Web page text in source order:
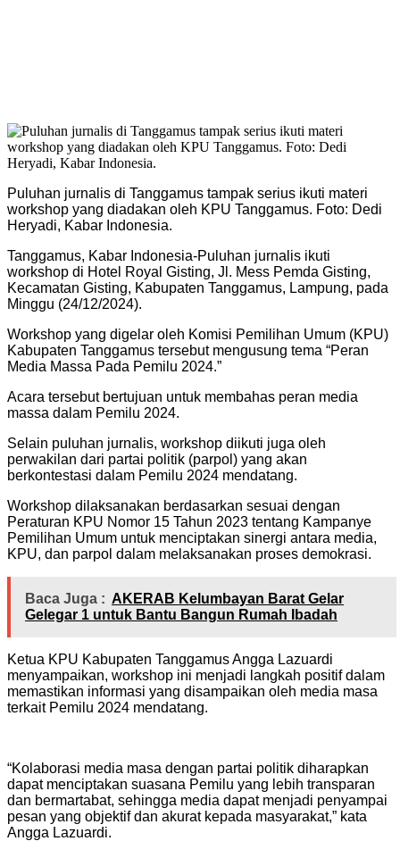
Puluhan jurnalis di Tanggamus tampak serius ikuti materi
workshop yang diadakan oleh KPU Tanggamus. Foto: Dedi
Heryadi, Kabar Indonesia.
Tanggamus, Kabar Indonesia-Puluhan jurnalis ikuti
workshop di Hotel Royal Gisting, Jl. Mess Pemda Gisting,
Kecamatan Gisting, Kabupaten Tanggamus, Lampung, pada
Minggu (24/12/2024).
Workshop yang digelar oleh Komisi Pemilihan Umum (KPU)
Kabupaten Tanggamus tersebut mengusung tema “Peran
Media Massa Pada Pemilu 2024.”
Acara tersebut bertujuan untuk membahas peran media
massa dalam Pemilu 2024.
Selain puluhan jurnalis, workshop diikuti juga oleh
perwakilan dari partai politik (parpol) yang akan
berkontestasi dalam Pemilu 2024 mendatang.
Workshop dilaksanakan berdasarkan sesuai dengan
Peraturan KPU Nomor 15 Tahun 2023 tentang Kampanye
Pemilihan Umum untuk menciptakan sinergi antara media,
KPU, dan parpol dalam melaksanakan proses demokrasi.
Baca Juga : AKERAB Kelumbayan Barat Gelar
Gelegar 1 untuk Bantu Bangun Rumah Ibadah
Ketua KPU Kabupaten Tanggamus Angga Lazuardi
menyampaikan, workshop ini menjadi langkah positif dalam
memastikan informasi yang disampaikan oleh media masa
terkait Pemilu 2024 mendatang.
“Kolaborasi media masa dengan partai politik diharapkan
dapat menciptakan suasana Pemilu yang lebih transparan
dan bermartabat, sehingga media dapat menjadi penyampai
pesan yang objektif dan akurat kepada masyarakat,” kata
Angga Lazuardi.